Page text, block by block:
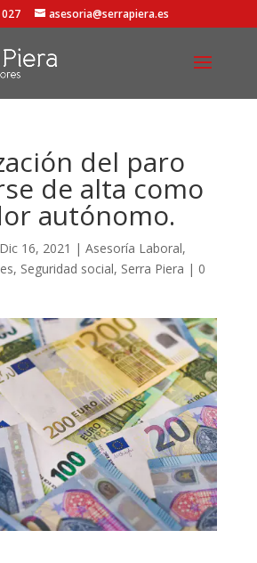
asesoria@serrapiera.es
del paro
de alta como
autónomo.
Dic 16, 2021 | Asesoría Laboral,
, Seguridad social, Serra Piera | 0